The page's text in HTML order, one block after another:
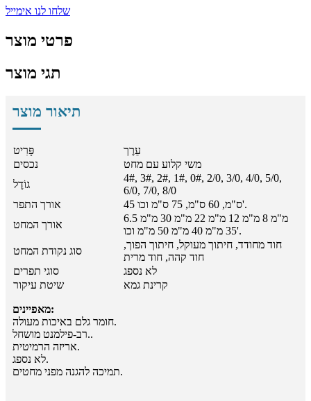
שלחו לנו אימייל
פרטי מוצר
תגי מוצר
תיאור מוצר
פָּרִיט
עֵרֶך
נכסים
משי קלוע עם מחט
גוֹדֶל
4#, 3#, 2#, 1#, 0#, 2/0, 3/0, 4/0, 5/0,
6/0, 7/0, 8/0
אורך התפר
45 ס"מ, 60 ס"מ, 75 ס"מ וכו'.
אורך המחט
6.5 מ"מ 8 מ"מ 12 מ"מ 22 מ"מ 30 מ"מ
35 מ"מ 40 מ"מ 50 מ"מ וכו'.
סוג נקודת המחט
חוד מחודד, חיתוך מעוקל, חיתוך הפוך,
חוד קהה, חוד מרית
סוגי תפרים
לא נספג
שיטת עיקור
קרינת גמא
מאפיינים:
חומר גלם באיכות מעולה.
רב-פילמנט מושחל..
אריזה הרמיטית.
לא נספג.
תמיכה להגנה מפני מחטים.